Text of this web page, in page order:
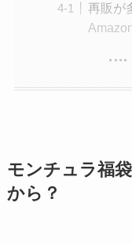
再販が
モンチュラ福
から？